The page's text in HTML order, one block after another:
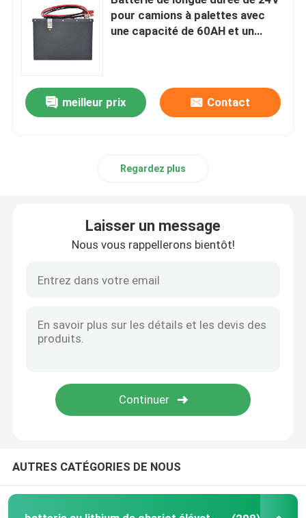
Batterie électrique d'empileur
batterie de chariot de golf du lithium 48v
Batterie d'ascenseur de ciseaux
pour camions à palettes avec
une capacité de 60AH et un
meilleur prix Contact
Regardez plus
Laisser un message
Nous vous rappellerons bientôt!
AUTRES CATÉGORIES DE NOUS